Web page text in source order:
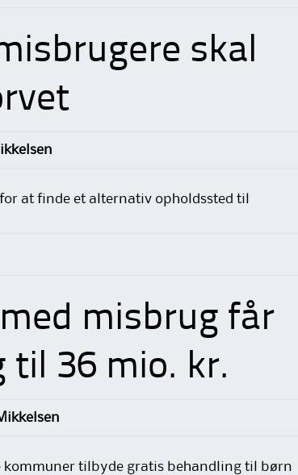
skal
at finde et alternativ opholdssted til
misbrug får
til 36 mio. kr.
kommuner tilbyde gratis behandling til børn